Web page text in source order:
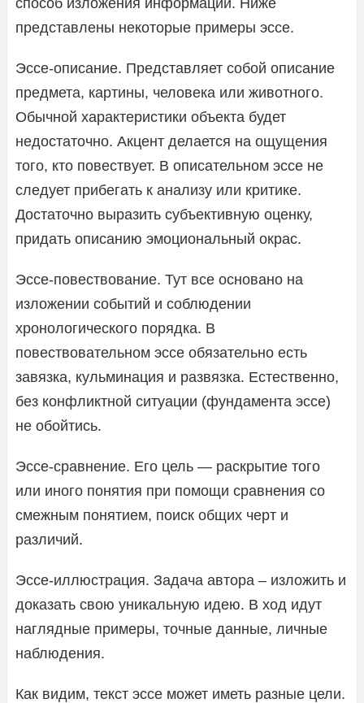
представлены некоторые примеры эссе.
Эссе-описание. Представляет собой описание
предмета, картины, человека или животного.
Обычной характеристики объекта будет
недостаточно. Акцент делается на ощущения
того, кто повествует. В описательном эссе не
следует прибегать к анализу или критике.
Достаточно выразить субъективную оценку,
придать описанию эмоциональный окрас.
Эссе-повествование. Тут все основано на
изложении событий и соблюдении
хронологического порядка. В
повествовательном эссе обязательно есть
завязка, кульминация и развязка. Естественно,
без конфликтной ситуации (фундамента эссе)
не обойтись.
Эссе-сравнение. Его цель — раскрытие того
или иного понятия при помощи сравнения со
смежным понятием, поиск общих черт и
различий.
Эссе-иллюстрация. Задача автора – изложить и
доказать свою уникальную идею. В ход идут
наглядные примеры, точные данные, личные
наблюдения.
Как видим, текст эссе может иметь разные цели.